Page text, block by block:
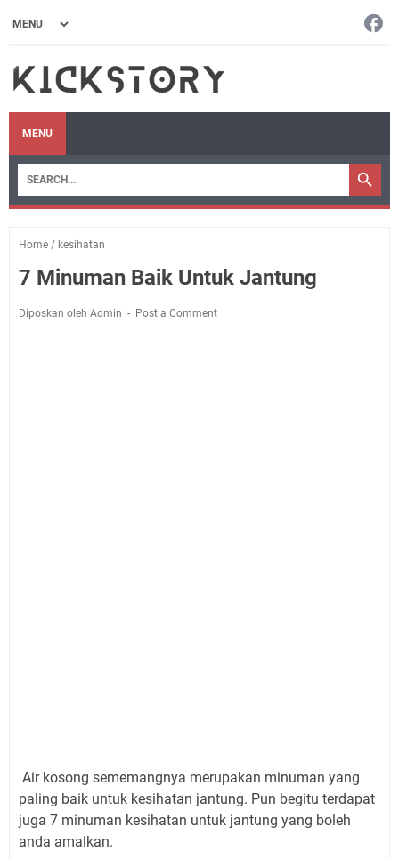
MENU
Home / kesihatan
7 Minuman Baik Untuk Jantung
Diposkan oleh Admin Post a Comment
Air kosong sememangnya merupakan minuman yang
paling baik untuk kesihatan jantung. Pun begitu terdapat
juga 7 minuman kesihatan untuk jantung yang boleh
anda amalkan.